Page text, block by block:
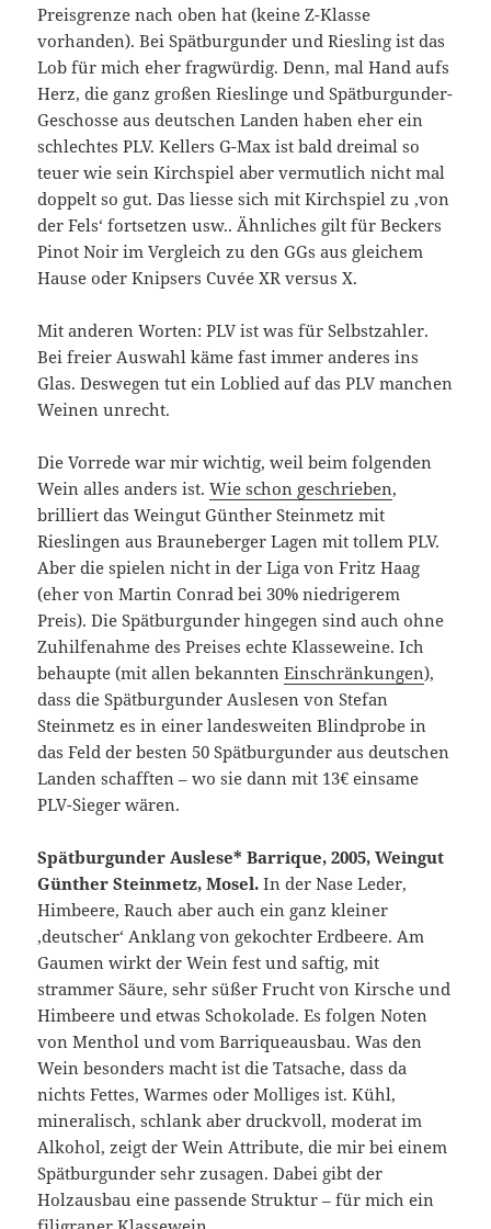
Preisgrenze nach oben hat (keine Z-Klasse
vorhanden). Bei Spätburgunder und Riesling ist das
Lob für mich eher fragwürdig. Denn, mal Hand aufs
Herz, die ganz großen Rieslinge und Spätburgunder-
Geschosse aus deutschen Landen haben eher ein
schlechtes PLV. Kellers G-Max ist bald dreimal so
teuer wie sein Kirchspiel aber vermutlich nicht mal
doppelt so gut. Das liesse sich mit Kirchspiel zu ‚von
der Fels‘ fortsetzen usw.. Ähnliches gilt für Beckers
Pinot Noir im Vergleich zu den GGs aus gleichem
Hause oder Knipsers Cuvée XR versus X.
Mit anderen Worten: PLV ist was für Selbstzahler.
Bei freier Auswahl käme fast immer anderes ins
Glas. Deswegen tut ein Loblied auf das PLV manchen
Weinen unrecht.
Die Vorrede war mir wichtig, weil beim folgenden
Wein alles anders ist.Wie schon geschrieben,
brilliert das Weingut Günther Steinmetz mit
Rieslingen aus Brauneberger Lagen mit tollem PLV.
Aber die spielen nicht in der Liga von Fritz Haag
(eher von Martin Conrad bei 30% niedrigerem
Preis). Die Spätburgunder hingegen sind auch ohne
Zuhilfenahme des Preises echte Klasseweine. Ich
behaupte (mit allen bekanntenEinschränkungen),
dass die Spätburgunder Auslesen von Stefan
Steinmetz es in einer landesweiten Blindprobe in
das Feld der besten 50 Spätburgunder aus deutschen
Landen schafften – wo sie dann mit 13€ einsame
PLV-Sieger wären.
Spätburgunder Auslese* Barrique, 2005, Weingut
Günther Steinmetz, Mosel. In der Nase Leder,
Himbeere, Rauch aber auch ein ganz kleiner
‚deutscher‘ Anklang von gekochter Erdbeere. Am
Gaumen wirkt der Wein fest und saftig, mit
strammer Säure, sehr süßer Frucht von Kirsche und
Himbeere und etwas Schokolade. Es folgen Noten
von Menthol und vom Barriqueausbau. Was den
Wein besonders macht ist die Tatsache, dass da
nichts Fettes, Warmes oder Molliges ist. Kühl,
mineralisch, schlank aber druckvoll, moderat im
Alkohol, zeigt der Wein Attribute, die mir bei einem
Spätburgunder sehr zusagen. Dabei gibt der
Holzausbau eine passende Struktur – für mich ein